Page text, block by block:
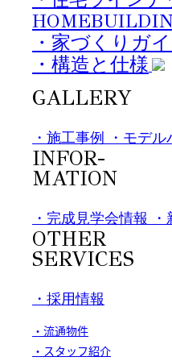
・家づくりガ
・構造と仕様
GALLERY
・施工事例 ・モデル
INFOR-
MATION
・完成見学会情報
OTHER
SERVICES
・採用情報
・流通物件
・スタッフ紹介